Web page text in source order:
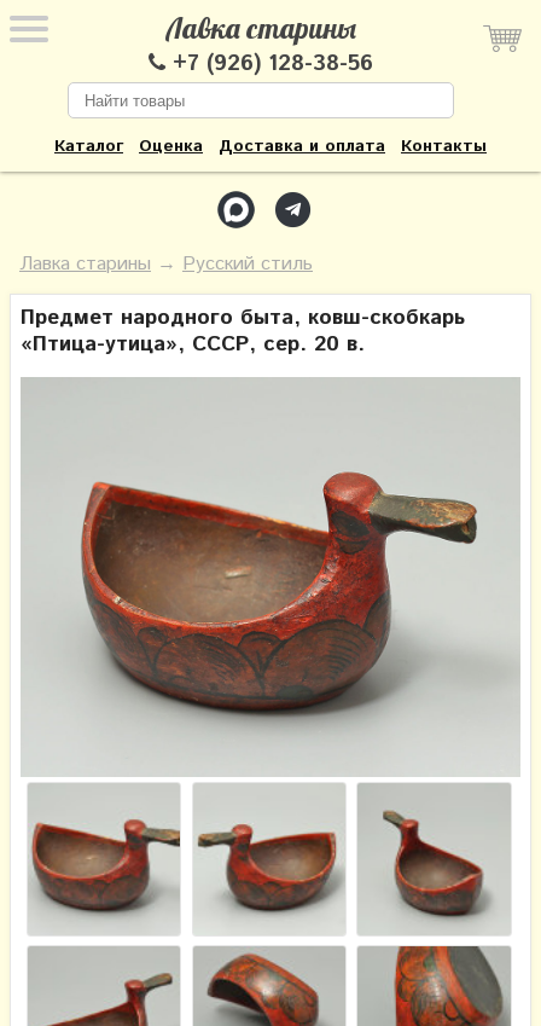
Лавка старины
+7 (926) 128-38-56
Каталог Оценка Доставка и оплата Контакты
Лавка старины → Русский стиль
Предмет народного быта, ковш-скобкарь
«Птица-утица», СССР, сер. 20 в.